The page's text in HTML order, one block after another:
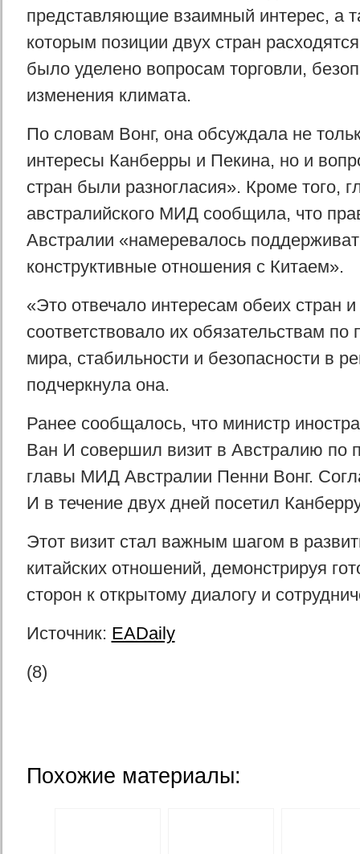
представляющие взаимный интерес, а
которым позиции двух стран
было уделено вопросам торговли,
изменения климата.
По словам Вонг, она обсуждала не
интересы Канберры и Пекина, но и
стран были разногласия». Кроме того,
австралийского МИД сообщила, что
Австралии «намеревалось
конструктивные отношения с Китаем».
«Это отвечало интересам обеих стран
соответствовало их обязательствам
мира, стабильности и безопасности в
подчеркнула она.
Ранее сообщалось, что министр
Ван И совершил визит в Австралию по
главы МИД Австралии Пенни Вонг.
И в течение двух дней посетил
Этот визит стал важным шагом в
китайских отношений, демонстрируя
сторон к открытому диалогу и
Источник: EADaily
(8)
Похожие материалы: